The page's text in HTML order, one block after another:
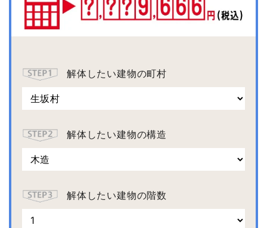
解体したい建物の町村
解体したい建物の構造
解体したい建物の階数